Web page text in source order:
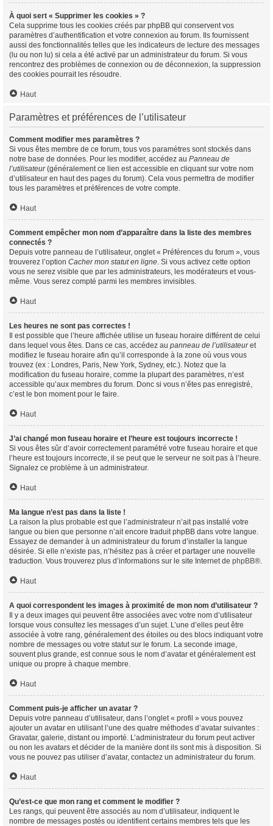
À quoi sert « Supprimer les cookies » ?
Cela supprime tous les cookies créés par phpBB qui conservent vos
paramètres d’authentification et votre connexion au forum. Ils fournissent
aussi des fonctionnalités telles que les indicateurs de lecture des messages
(lu ou non lu) si cela a été activé par un administrateur du forum. Si vous
rencontrez des problèmes de connexion ou de déconnexion, la suppression
des cookies pourrait les résoudre.
Haut
Paramètres et préférences de l’utilisateur
Comment modifier mes paramètres ?
Si vous êtes membre de ce forum, tous vos paramètres sont stockés dans
notre base de données. Pour les modifier, accédez au Panneau de
l’utilisateur(généralement ce lien est accessible en cliquant sur votre nom
d’utilisateur en haut des pages du forum). Cela vous permettra de modifier
tous les paramètres et préférences de votre compte.
Haut
Comment empêcher mon nom d’apparaître dans la liste des membres
connectés ?
Depuis votre panneau de l’utilisateur, onglet « Préférences du forum », vous
trouverez l’option Cacher mon statut en ligne. Si vous activez cette option
vous ne serez visible que par les administrateurs, les modérateurs et vous-
même. Vous serez compté parmi les membres invisibles.
Haut
Les heures ne sont pas correctes !
Il est possible que l’heure affichée utilise un fuseau horaire différent de celui
dans lequel vous êtes. Dans ce cas, accédez au panneau de l’utilisateuret
modifiez le fuseau horaire afin qu’il corresponde à la zone où vous vous
trouvez (ex : Londres, Paris, New York, Sydney, etc.). Notez que la
modification du fuseau horaire, comme la plupart des paramètres, n’est
accessible qu’aux membres du forum. Donc si vous n’êtes pas enregistré,
c’est le bon moment pour le faire.
Haut
J’ai changé mon fuseau horaire et l’heure est toujours incorrecte !
Si vous êtes sûr d’avoir correctement paramétré votre fuseau horaire et que
l’heure est toujours incorrecte, il se peut que le serveur ne soit pas à l’heure.
Signalez ce problème à un administrateur.
Haut
Ma langue n’est pas dans la liste !
La raison la plus probable est que l’administrateur n’ait pas installé votre
langue ou bien que personne n’ait encore traduit phpBB dans votre langue.
Essayez de demander à un administrateur du forum d’installer la langue
désirée. Si elle n’existe pas, n’hésitez pas à créer et partager une nouvelle
traduction. Vous trouverez plus d’informations sur le site Internet de phpBB®.
Haut
A quoi correspondent les images à proximité de mon nom d’utilisateur ?
Il y a deux images qui peuvent être associées avec votre nom d’utilisateur
lorsque vous consultez les messages d’un sujet. L’une d’elles peut être
associée à votre rang, généralement des étoiles ou des blocs indiquant votre
nombre de messages ou votre statut sur le forum. La seconde image,
souvent plus grande, est connue sous le nom d’avatar et généralement est
unique ou propre à chaque membre.
Haut
Comment puis-je afficher un avatar ?
Depuis votre panneau d’utilisateur, dans l’onglet « profil » vous pouvez
ajouter un avatar en utilisant l’une des quatre méthodes d’avatar suivantes :
Gravatar, galerie, distant ou importé. L’administrateur du forum peut activer
ou non les avatars et décider de la manière dont ils sont mis à disposition. Si
vous ne pouvez pas utiliser d’avatar, contactez un administrateur du forum.
Haut
Qu’est-ce que mon rang et comment le modifier ?
Les rangs, qui peuvent être associés au nom d’utilisateur, indiquent le
nombre de messages postés ou identifient certains membres tels que les